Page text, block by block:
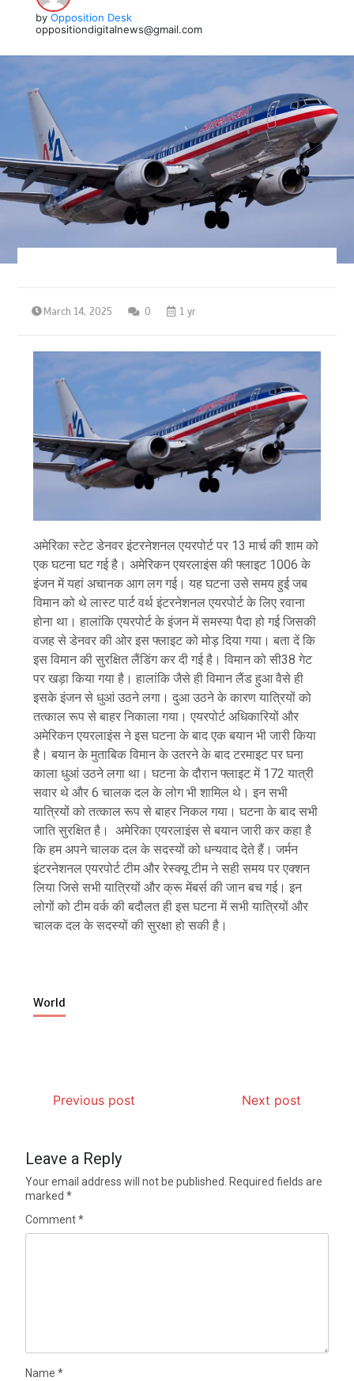
by Opposition Desk
oppositiondigitalnews@gmail.com
March 14, 2025 0 1 yr
अमेरिका स्टेट डेनवर इंटरनेशनल एयरपोर्ट पर 13 मार्च की शाम को
एक घटना घट गई है। अमेरिकन एयरलाइंस की फ्लाइट 1006 के
इंजन में यहां अचानक आग लग गई। यह घटना उसे समय हुई जब
विमान को थे लास्ट पार्ट वर्थ इंटरनेशनल एयरपोर्ट के लिए रवाना
होना था। हालांकि एयरपोर्ट के इंजन में समस्या पैदा हो गई जिसकी
वजह से डेनवर की ओर इस फ्लाइट को मोड़ दिया गया। बता दें कि
इस विमान की सुरक्षित लैंडिंग कर दी गई है। विमान को सी38 गेट
पर खड़ा किया गया है। हालांकि जैसे ही विमान लैंड हुआ वैसे ही
इसके इंजन से धुआं उठने लगा। दुआ उठने के कारण यात्रियों को
तत्काल रूप से बाहर निकाला गया। एयरपोर्ट अधिकारियों और
अमेरिकन एयरलाइंस ने इस घटना के बाद एक बयान भी जारी किया
है। बयान के मुताबिक विमान के उतरने के बाद टरमाइट पर घना
काला धुआं उठने लगा था। घटना के दौरान फ्लाइट में 172 यात्री
सवार थे और 6 चालक दल के लोग भी शामिल थे। इन सभी
यात्रियों को तत्काल रूप से बाहर निकल गया। घटना के बाद सभी
जाति सुरक्षित है। अमेरिका एयरलाइंस से बयान जारी कर कहा है
कि हम अपने चालक दल के सदस्यों को धन्यवाद देते हैं। जर्मन
इंटरनेशनल एयरपोर्ट टीम और रेस्क्यू टीम ने सही समय पर एक्शन
लिया जिसे सभी यात्रियों और क्रू मेंबर्स की जान बच गई। इन
लोगों को टीम वर्क की बदौलत ही इस घटना में सभी यात्रियों और
चालक दल के सदस्यों की सुरक्षा हो सकी है।
World
Previous post Next post
Leave a Reply
Your email address will not be published.
Required fields are
marked*
Comment*
Name*